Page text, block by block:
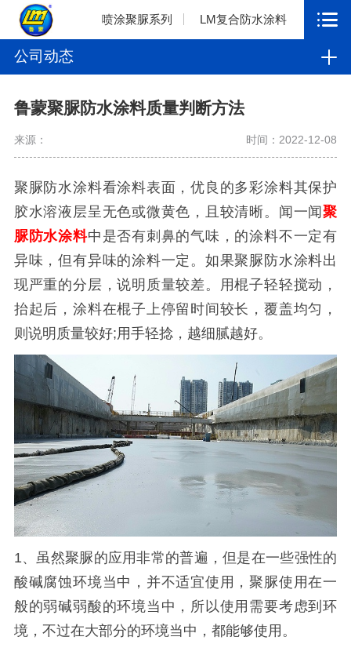
喷涂聚脲系列 LM复合防水涂料
公司动态
鲁蒙聚脲防水涂料质量判断方法
来源： 时间：2022-12-08
聚脲防水涂料看涂料表面，优良的多彩涂料其保护
胶水溶液层呈无色或微黄色，且较清晰。闻一闻聚
脲防水涂料中是否有刺鼻的气味，的涂料不一定有
异味，但有异味的涂料一定。如果聚脲防水涂料出
现严重的分层，说明质量较差。用棍子轻轻搅动，
抬起后，涂料在棍子上停留时间较长，覆盖均匀，
则说明质量较好;用手轻捻，越细腻越好。
1、虽然聚脲的应用非常的普遍，但是在一些强性的
酸碱腐蚀环境当中，并不适宜使用，聚脲使用在一
般的弱碱弱酸的环境当中，所以使用需要考虑到环
境，不过在大部分的环境当中，都能够使用。